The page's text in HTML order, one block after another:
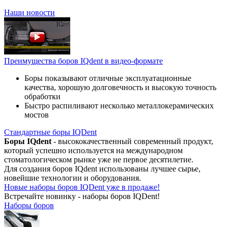
Наши новости
Преимущества боров IQdent в видео-формате
Боры показывают отличные эксплуатационные
качества, хорошую долговечность и высокую точность
обработки
Быстро распиливают несколько металлокерамических
мостов
Стандартные боры IQDent
Боры IQdent - высококачественный современный продукт,
который успешно используется на международном
стоматологическом рынке уже не первое десятилетие.
Для создания боров IQdent использованы лучшее сырье,
новейшие технологии и оборудования.
Новые наборы боров IQDent уже в продаже!
Встречайте новинку - наборы боров IQDent!
Наборы боров